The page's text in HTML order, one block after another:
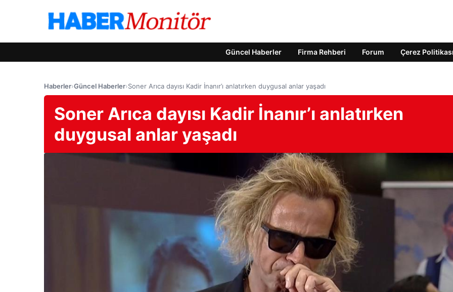
Güncel Haberler Firma Rehberi Forum Çerez Politikası
Haberler›Güncel Haberler›Soner Arıca dayısı Kadir İnanır’ı anlatırken duygusal anlar yaşadı
Soner Arıca dayısı Kadir İnanır’ı anlatırken
duygusal anlar yaşadı